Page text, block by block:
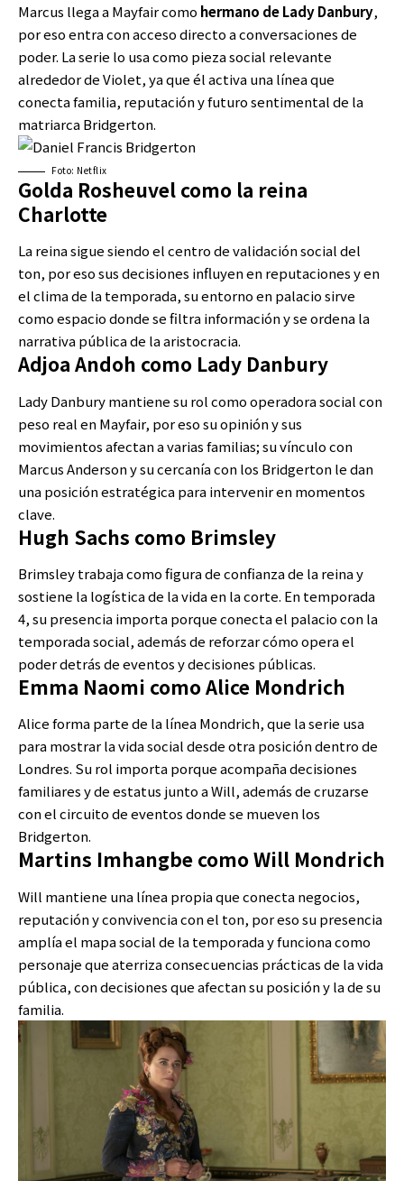
Marcus llega a Mayfair como hermano de Lady Danbury,
por eso entra con acceso directo a conversaciones de
poder. La serie lo usa como pieza social relevante
alrededor de Violet, ya que él activa una línea que
conecta familia, reputación y futuro sentimental de la
matriarca Bridgerton.
Foto: Netflix
Golda Rosheuvel como la reina
Charlotte
La reina sigue siendo el centro de validación social del
ton, por eso sus decisiones influyen en reputaciones y en
el clima de la temporada, su entorno en palacio sirve
como espacio donde se filtra información y se ordena la
narrativa pública de la aristocracia.
Adjoa Andoh como Lady Danbury
Lady Danbury mantiene su rol como operadora social con
peso real en Mayfair, por eso su opinión y sus
movimientos afectan a varias familias; su vínculo con
Marcus Anderson y su cercanía con los Bridgerton le dan
una posición estratégica para intervenir en momentos
clave.
Hugh Sachs como Brimsley
Brimsley trabaja como figura de confianza de la reina y
sostiene la logística de la vida en la corte. En temporada
4, su presencia importa porque conecta el palacio con la
temporada social, además de reforzar cómo opera el
poder detrás de eventos y decisiones públicas.
Emma Naomi como Alice Mondrich
Alice forma parte de la línea Mondrich, que la serie usa
para mostrar la vida social desde otra posición dentro de
Londres. Su rol importa porque acompaña decisiones
familiares y de estatus junto a Will, además de cruzarse
con el circuito de eventos donde se mueven los
Bridgerton.
Martins Imhangbe como Will Mondrich
Will mantiene una línea propia que conecta negocios,
reputación y convivencia con el ton, por eso su presencia
amplía el mapa social de la temporada y funciona como
personaje que aterriza consecuencias prácticas de la vida
pública, con decisiones que afectan su posición y la de su
familia.